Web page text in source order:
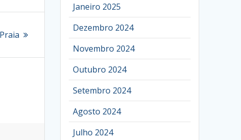
Janeiro 2025
Dezembro 2024
Novembro 2024
Outubro 2024
Setembro 2024
Agosto 2024
Julho 2024